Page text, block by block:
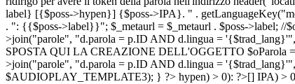
label} [{$poss->hypen}] {$poss->IPA}. " .
. ": {{$poss->label}}"; $_metaurl = $_metaurl . $poss->label; //
>join("parole", "d.parola = p.ID AND d.lingua =
SPOSTA QUI LA CREAZIONE DELL'OGGETTO $oParola =
>join("parole", "d.parola = p.ID AND d.lingua =
$AUDIOPLAY_TEMPLATE3); } ?> hypen) > 0): ?>[] IPA) >